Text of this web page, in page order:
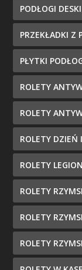
PODŁOGI
PRZEKŁADKI Z
PŁYTKI
ROLETY
ROLETY
ROLETY DZIEŃ
ROLETY
ROLETY
ROLETY
ROLETY